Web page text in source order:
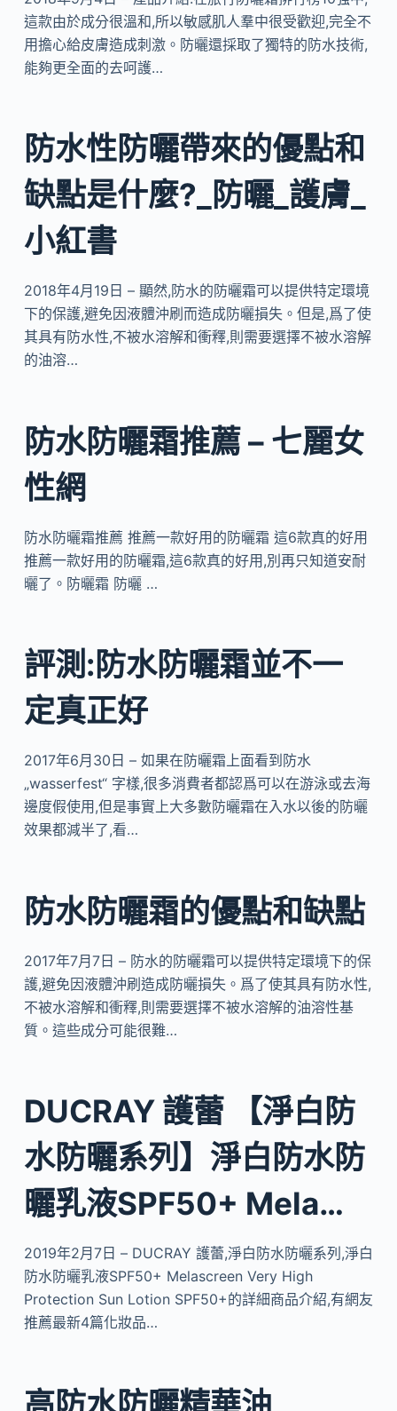
這款由於成分很溫和,所以敏感肌人羣中很受歡迎,完全不
用擔心給皮膚造成刺激。防曬還採取了獨特的防水技術,
能夠更全面的去呵護…
防水性防曬帶來的優點和
缺點是什麼?_防曬_護膚_
小紅書
2018年4月19日 – 顯然,防水的防曬霜可以提供特定環境
下的保護,避免因液體沖刷而造成防曬損失。但是,爲了使
其具有防水性,不被水溶解和衝釋,則需要選擇不被水溶解
的油溶…
防水防曬霜推薦 – 七麗女
性網
防水防曬霜推薦 推薦一款好用的防曬霜 這6款真的好用
推薦一款好用的防曬霜,這6款真的好用,別再只知道安耐
曬了。防曬霜 防曬 …
評測:防水防曬霜並不一
定真正好
2017年6月30日 – 如果在防曬霜上面看到防水
„wasserfest“ 字樣,很多消費者都認爲可以在游泳或去海
邊度假使用,但是事實上大多數防曬霜在入水以後的防曬
效果都減半了,看…
防水防曬霜的優點和缺點
2017年7月7日 – 防水的防曬霜可以提供特定環境下的保
護,避免因液體沖刷造成防曬損失。爲了使其具有防水性,
不被水溶解和衝釋,則需要選擇不被水溶解的油溶性基
質。這些成分可能很難…
DUCRAY 護蕾 【淨白防
水防曬系列】淨白防水防
曬乳液SPF50+ Mela…
2019年2月7日 – DUCRAY 護蕾,淨白防水防曬系列,淨白
防水防曬乳液SPF50+ Melascreen Very High
Protection Sun Lotion SPF50+的詳細商品介紹,有網友
推薦最新4篇化妝品…
高防水防曬精華油